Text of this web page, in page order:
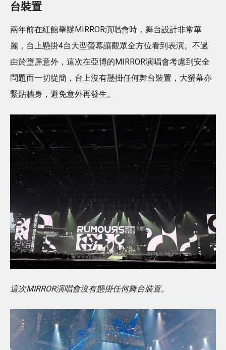
台裝置
兩年前在紅館舉辦MIRROR演唱會時，舞台設計非常華
麗，台上懸掛4台大型螢幕讓觀眾全方位看到表演。不過
由於墮屏意外，這次在亞博的MIRROR演唱會考慮到安全
問題而一切從簡，台上沒有懸掛任何舞台裝置，大螢幕亦
緊貼牆身，避免意外再發生。
這次MIRROR演唱會沒有懸掛任何舞台裝置。